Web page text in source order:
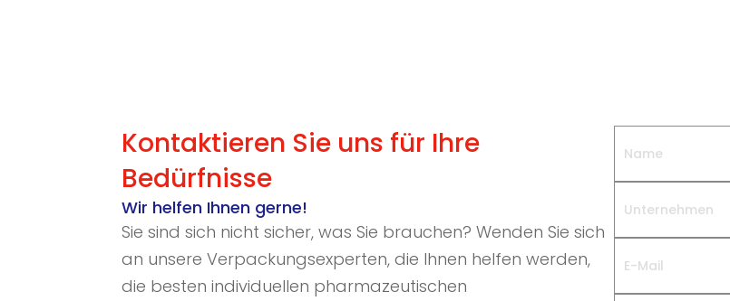
Kontaktieren Sie uns für Ihre
Bedürfnisse
Wir helfen Ihnen gerne!
Sie sind sich nicht sicher, was Sie brauchen? Wenden Sie sich
an unsere Verpackungsexperten, die Ihnen helfen werden,
die besten individuellen pharmazeutischen